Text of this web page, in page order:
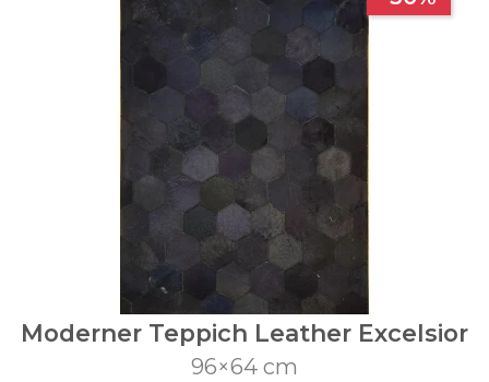
Moderner Teppich Leather Excelsior
96×64 cm